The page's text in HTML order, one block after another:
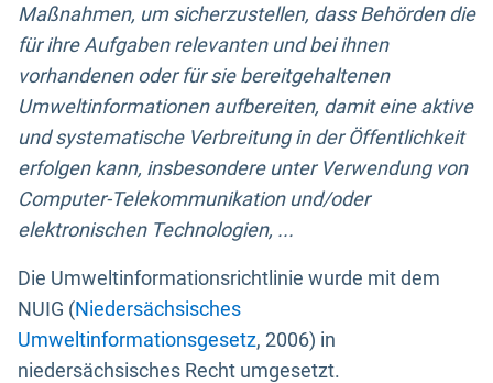
Maßnahmen, um sicherzustellen, dass Behörden die
für ihre Aufgaben relevanten und bei ihnen
vorhandenen oder für sie bereitgehaltenen
Umweltinformationen aufbereiten, damit eine aktive
und systematische Verbreitung in der Öffentlichkeit
erfolgen kann, insbesondere unter Verwendung von
Computer-Telekommunikation und/oder
elektronischen Technologien, ...
Die Umweltinformationsrichtlinie wurde mit dem
NUIG (Niedersächsisches
Umweltinformationsgesetz, 2006) in
niedersächsisches Recht umgesetzt.